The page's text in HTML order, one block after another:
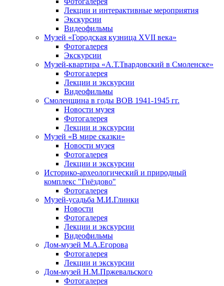
Лекции и интерактивные мероприятия
Экскурсии
Видеофильмы
Музей «Городская кузница XVII века»
Фотогалерея
Экскурсии
Музей-квартира «А.Т.Твардовский в Смоленске»
Фотогалерея
Лекции и экскурсии
Видеофильмы
Смоленщина в годы ВОВ 1941-1945 гг.
Новости музея
Фотогалерея
Лекции и экскурсии
Музей «В мире сказки»
Новости музея
Фотогалерея
Лекции и экскурсии
Историко-археологический и природный
комплекс "Гнёздово"
Фотогалерея
Музей-усадьба М.И.Глинки
Новости
Фотогалерея
Лекции и экскурсии
Видеофильмы
Дом-музей М.А.Егорова
Фотогалерея
Лекции и экскурсии
Дом-музей Н.М.Пржевальского
Фотогалерея